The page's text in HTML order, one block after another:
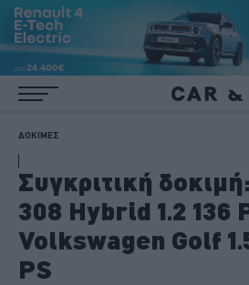
ΔΟΚΙΜΕΣ
Συγκριτική
308 Hybrid 1.2 136
Volkswagen Golf
PS